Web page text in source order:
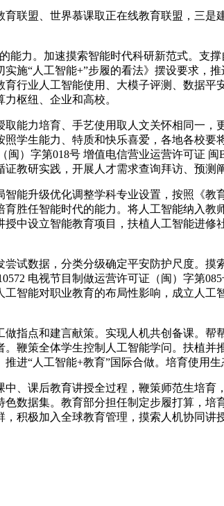
联盟、世界慕课取正在线教育联盟，三是
力。加速摸索智能时代科研新范式。支撑
施“人工智能+”步履的看法》摆设要求，
行业人工智能使用、大模子评测、数据平
枢纽、企业和高校。
能力培育、手艺使用取人文关怀相同一，
学生能力、特质和快乐喜爱，各地各校要
）字第018号 增值电信营业运营许可证 闽
教研实践，开展人才需求查询拜访、预测
能升级优化调整学科专业设置，按照《教
胜任智能时代的能力。将人工智能纳入教
中设立智能教育项目，扶植人工智能进修
数据，分类分级确定平安防护尺度。摸
电视节目制做运营许可证（闽）字第
智能对职业教育的布局性影响，成立人工
点和建言献策。实现人机共创备课。帮
鞭策全体学生控制人工智能学问。扶植并
进“人工智能+教育”国际合做。培育使用生
、课后教育讲授全过程，鞭策师范生培育
数据集。教育部分担任制定步履打算，培
积极加入全球教育管理，摸索人机协同讲